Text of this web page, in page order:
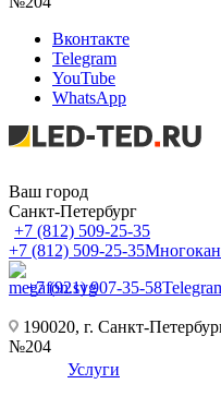
Вконтакте
Telegram
YouTube
WhatsApp
Ваш город
Санкт-Петербург
+7 (812) 509-25-35
+7 (812) 509-25-35
+7 (921) 907-35-58
190020, г. Санкт-
№204
Услуги